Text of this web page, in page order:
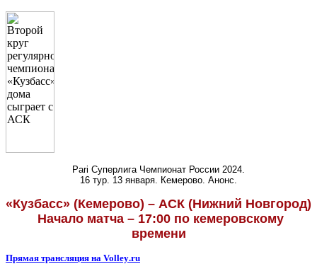
Pari Суперлига Чемпионат России 2024.
16 тур. 13 января. Кемерово. Анонс.
«Кузбасс» (Кемерово) – АСК (Нижний Новгород)
Начало матча – 17:00 по кемеровскому
времени
Прямая трансляция на Volley.ru